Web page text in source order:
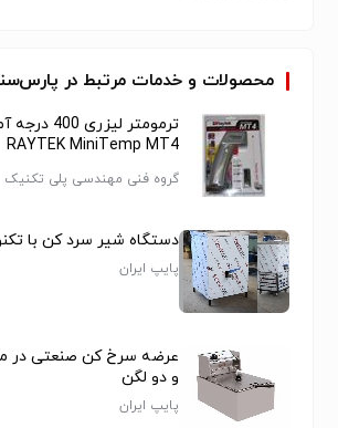
جلو باز یخچال خوابیده روباز یخچال
تولیدی یخچال فروشگاهی
فریزر خوابیده
قیمت یخچال فروشگاهی
تولیدی یخچال پرده هوا
یخچال جزیره ارزان قیمت
یخچال سوپرمارکت
یخچال میوه
تاپینگ فالوده
یخچال ترشی
محصولات و خدمات مرتبط در
ترمومتر لیزری
RAYTEK MiniTemp MT4
گروه فنی مهندسی پلی تکنیک
دستگاه شیر سرد کن با
پایپ ایران
عرضه سرخ کن صنعتی در
و دو لگن
پایپ ایران